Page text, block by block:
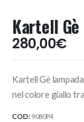
Kartell
280,00€
Kartell Gè
nel colore giallo
COD: 9080P4